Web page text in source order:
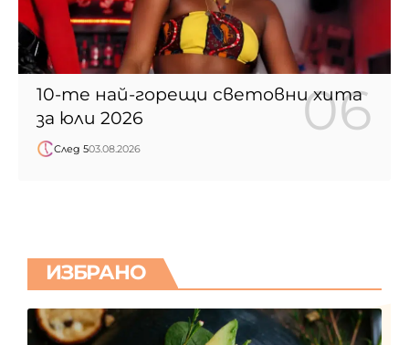
10-те най-горещи световни хита
за юли 2026
След 503.08.2026
ИЗБРАНО